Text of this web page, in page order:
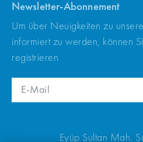
Newsletter-Abonnement
Um über Neuigkeiten zu
informiert zu werden, können
registrieren
Eyüp Sultan Mah.